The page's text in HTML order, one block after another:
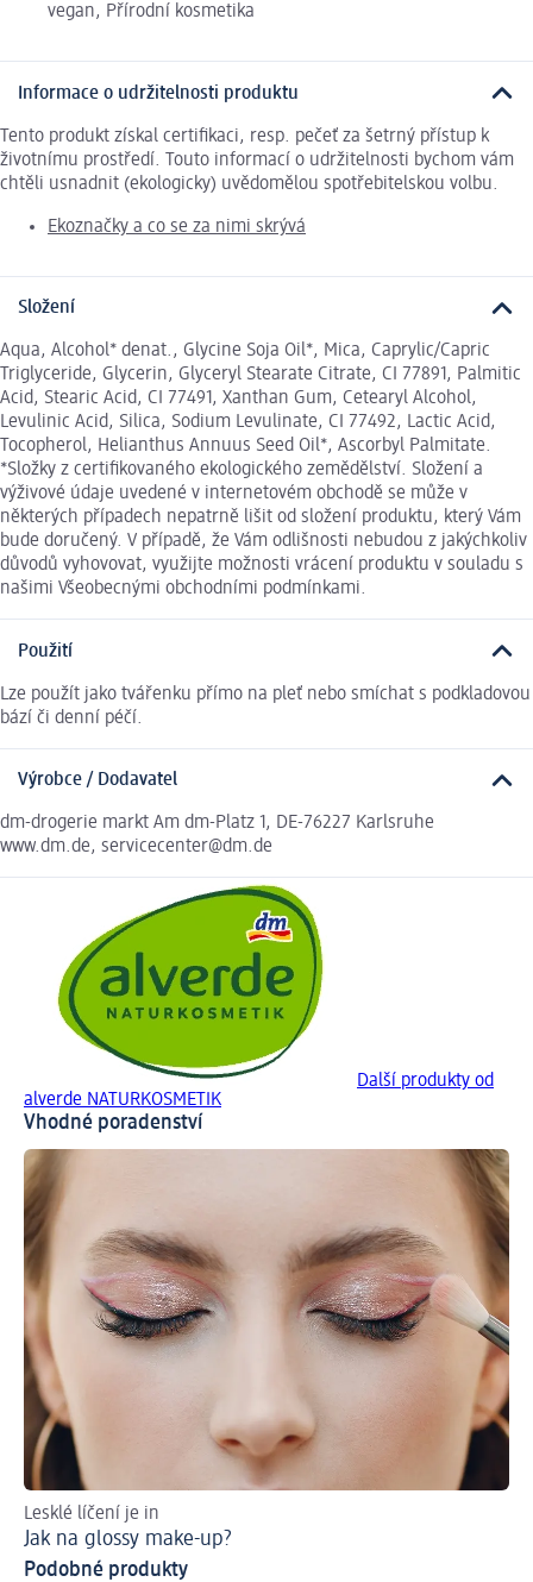
vegan, Přírodní kosmetika
Informace o udržitelnosti produktu
Tento produkt získal certifikaci, resp. pečeť za šetrný přístup k
životnímu prostředí. Touto informací o udržitelnosti bychom vám
chtěli usnadnit (ekologicky) uvědomělou spotřebitelskou volbu.
Ekoznačky a co se za nimi skrývá
Složení
Aqua, Alcohol* denat., Glycine Soja Oil*, Mica, Caprylic/Capric
Triglyceride, Glycerin, Glyceryl Stearate Citrate, CI 77891, Palmitic
Acid, Stearic Acid, CI 77491, Xanthan Gum, Cetearyl Alcohol,
Levulinic Acid, Silica, Sodium Levulinate, CI 77492, Lactic Acid,
Tocopherol, Helianthus Annuus Seed Oil*, Ascorbyl Palmitate.
*Složky z certifikovaného ekologického zemědělství. Složení a
výživové údaje uvedené v internetovém obchodě se může v
některých případech nepatrně lišit od složení produktu, který Vám
bude doručený. V případě, že Vám odlišnosti nebudou z jakýchkoliv
důvodů vyhovovat, využijte možnosti vrácení produktu v souladu s
našimi Všeobecnými obchodními podmínkami.
Použití
Lze použít jako tvářenku přímo na pleť nebo smíchat s podkladovou
bází či denní péčí.
Výrobce / Dodavatel
dm-drogerie markt Am dm-Platz 1, DE-76227 Karlsruhe
www.dm.de, servicecenter@dm.de
Další produkty od
alverde NATURKOSMETIK
Vhodné poradenství
Lesklé líčení je in
Jak na glossy make-up?
Podobné produkty